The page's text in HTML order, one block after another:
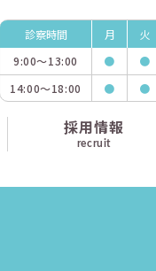
診察時間 月 火
9:00〜13:00 ● ●
14:00〜18:00 ● ●
採用情報
recruit